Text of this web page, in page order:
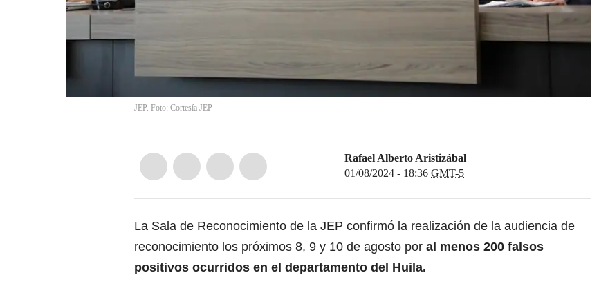
JEP. Foto: Cortesía JEP
Rafael Alberto Aristizábal
01/08/2024 - 18:36 GMT-5
La Sala de Reconocimiento de la JEP confirmó la realización de la audiencia de
reconocimiento los próximos 8, 9 y 10 de agosto por al menos 200 falsos
positivos ocurridos en el departamento del Huila.